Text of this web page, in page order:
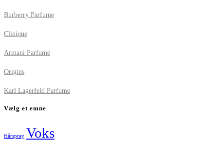
Burberry Parfume
Clinique
Armani Parfume
Origins
Karl Lagerfeld Parfume
Vælg et emne
Hårspray Voks